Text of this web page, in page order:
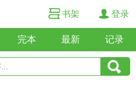
书架 登录
完本 最新 记录